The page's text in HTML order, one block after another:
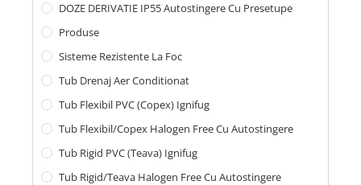
DOZE DERIVATIE IP55 Autostingere Cu Presetupe
Produse
Sisteme Rezistente La Foc
Tub Drenaj Aer Conditionat
Tub Flexibil PVC (copex) Ignifug
Tub Flexibil/Copex Halogen Free Cu Autostingere
Tub Rigid PVC (teava) Ignifug
Tub Rigid/Teava Halogen Free Cu Autostingere